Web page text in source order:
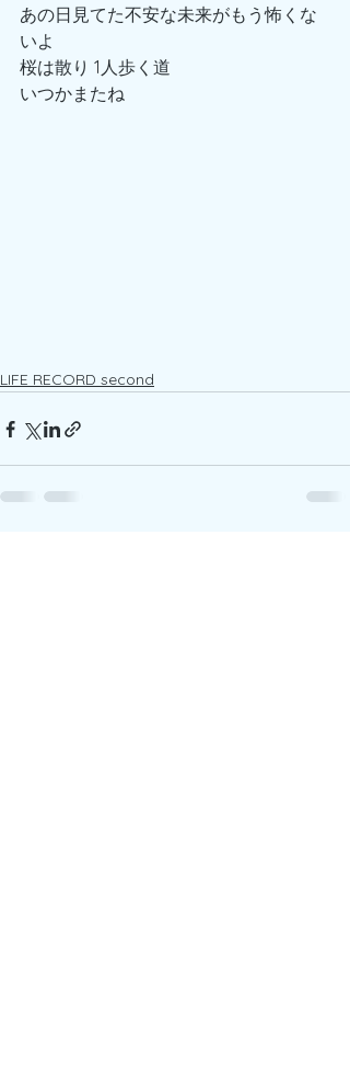
あの日見てた不安な未来がもう怖くな
いよ
桜は散り 1人歩く道
いつかまたね
LIFE RECORD second